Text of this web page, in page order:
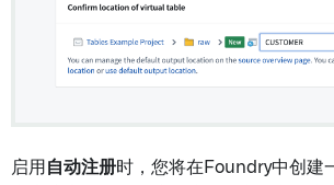
启用 自动注册时，您将在Foundry中创建